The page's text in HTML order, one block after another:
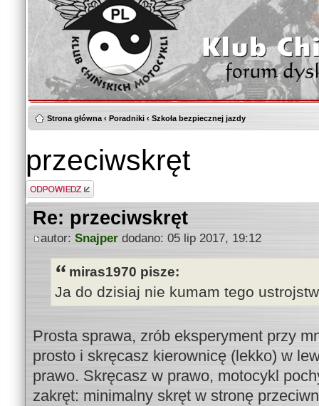
Strona główna ‹ Poradniki ‹ Szkoła bezpiecznej jazdy
przeciwskręt
Odpowiedz
Re: przeciwskręt
autor: Snajperdodano: 05 lip 2017, 19:12
miras1970 pisze:
Ja do dzisiaj nie kumam tego
Prosta sprawa, zrób eksperyment przy
prosto i skręcasz kierownicę (lekko) w
prawo. Skręcasz w prawo, motocykl
zakręt: minimalny skręt w stronę